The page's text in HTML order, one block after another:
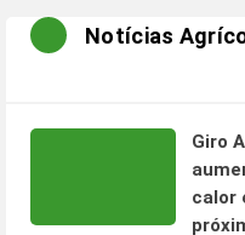
Notícias
Giro
calor